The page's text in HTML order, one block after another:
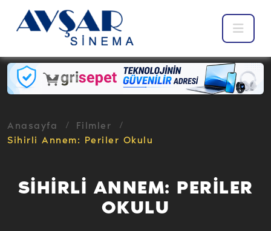
Anasayfa
Filmler
Sihirli Annem: Periler Okulu
SİHİRLİ ANNEM: PERİLER
OKULU